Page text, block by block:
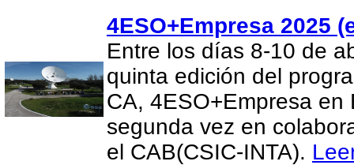
4ESO+Empresa 2025
Entre los días 8-10 de
quinta edición del
CA, 4ESO+Empresa en
segunda vez en
el CAB(CSIC-INTA).